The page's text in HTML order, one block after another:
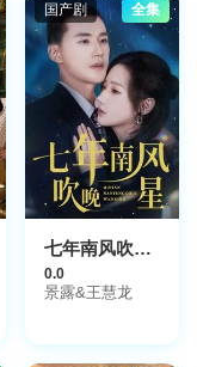
国产剧 全集
七年南风吹晚星
0.0
景露&王慧龙